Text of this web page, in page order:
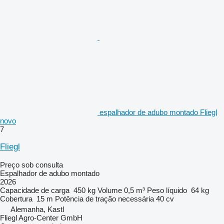
espalhador de adubo montado Fliegl
novo
7
Fliegl
Preço sob consulta
Espalhador de adubo montado
2026
Capacidade de carga 450 kg Volume 0,5 m³ Peso líquido 64 kg
Cobertura 15 m Potência de tração necessária 40 cv
Alemanha, Kastl
Fliegl Agro-Center GmbH